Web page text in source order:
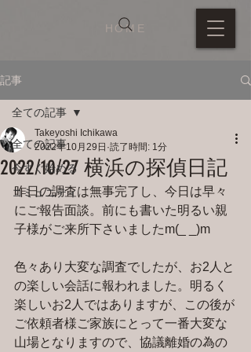
HOME
記事
全ての記事
今すぐ始める
コミュニティ
全ての記事
2022/10/27 横浜の探偵日記
Takeyoshi Ichikawa
2022年10月29日 読了時間: 1分
昨日の調査は無事完了し、今日は早々
にご報告面談。前にも書いた明るい親
子様がご来所下さいましたm(_ _)m
色々あり大変な調査でしたが、お2人と
の楽しい会話に報われました。明るく
楽しいお2人ではありますが、この後が
ご依頼者様ご家族にとって一番大変な
山場となりますので、協議離婚の為の